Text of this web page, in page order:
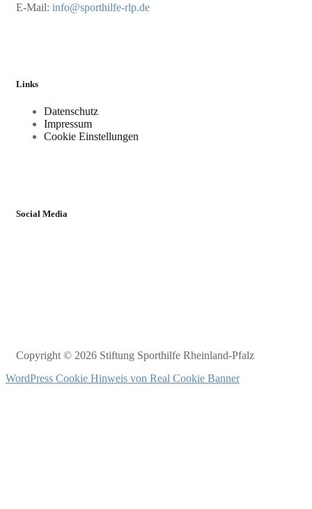
E-Mail: info@sporthilfe-rlp.de
Links
Datenschutz
Impressum
Cookie Einstellungen
Social Media
Copyright © 2026 Stiftung Sporthilfe Rheinland-Pfalz
WordPress Cookie Hinweis von Real Cookie Banner